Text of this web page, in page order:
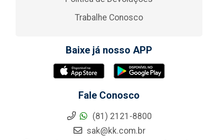
Trabalhe Conosco
Baixe já nosso APP
Fale Conosco
(81) 2121-8800
sak@kk.com.br